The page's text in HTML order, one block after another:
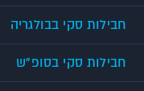
חבילות סקי בבולגריה
חבילות סקי בסופ"ש